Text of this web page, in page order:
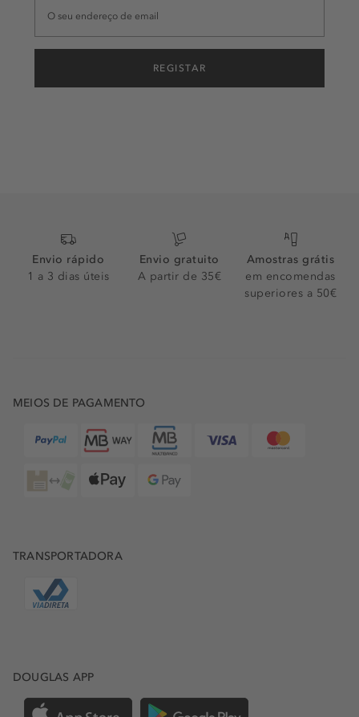
REGISTAR
Envio rápido
1 a 3 dias úteis
Envio gratuito
A partir de 35€
Amostras grátis
em encomendas
superiores a 50€
MEIOS DE PAGAMENTO
TRANSPORTADORA
DOUGLAS APP